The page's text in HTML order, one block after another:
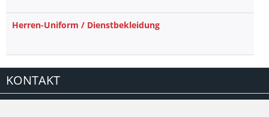
Herren-Uniform / Dienstbekleidung
KONTAKT